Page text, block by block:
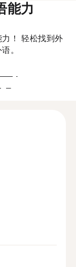
能力
！ 轻松找到外
。